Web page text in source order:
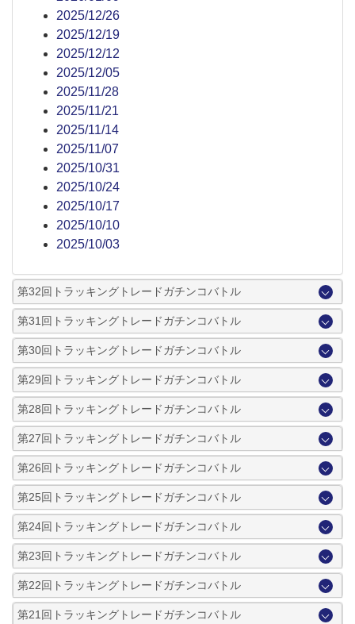
2025/12/26
2025/12/19
2025/12/12
2025/12/05
2025/11/28
2025/11/21
2025/11/14
2025/11/07
2025/10/31
2025/10/24
2025/10/17
2025/10/10
2025/10/03
第32回トラッキングトレードガチンコバトル
第31回トラッキングトレードガチンコバトル
第30回トラッキングトレードガチンコバトル
第29回トラッキングトレードガチンコバトル
第28回トラッキングトレードガチンコバトル
第27回トラッキングトレードガチンコバトル
第26回トラッキングトレードガチンコバトル
第25回トラッキングトレードガチンコバトル
第24回トラッキングトレードガチンコバトル
第23回トラッキングトレードガチンコバトル
第22回トラッキングトレードガチンコバトル
第21回トラッキングトレードガチンコバトル